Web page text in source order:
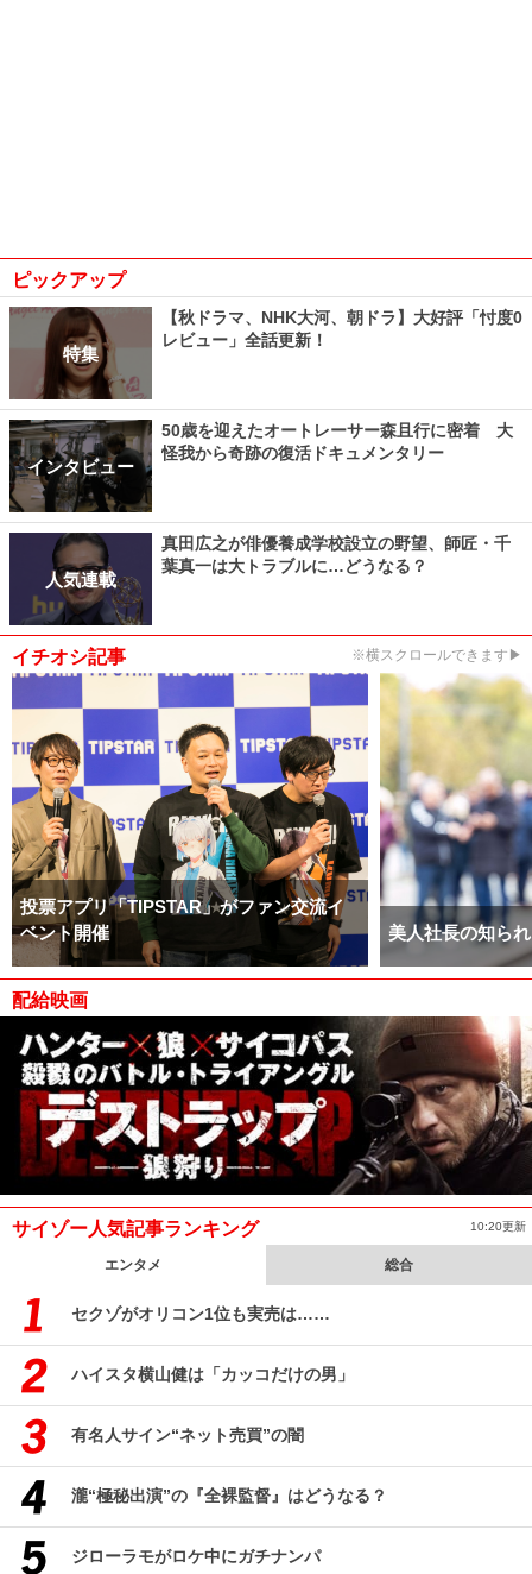
ピックアップ
特集
【秋ドラマ、NHK大河、朝ドラ】大好評「忖度0
レビュー」全話更新！
インタビュー
50歳を迎えたオートレーサー森且行に密着 大
怪我から奇跡の復活ドキュメンタリー
人気連載
真田広之が俳優養成学校設立の野望、師匠・千
葉真一は大トラブルに…どうなる？
イチオシ記事 ※横スクロールできます▶
投票アプリ「TIPSTAR」がファン交流イ
ベント開催
美人社長の知ら
配給映画
サイゾー人気記事ランキング 10:20更新
エンタメ 総合
セクゾがオリコン1位も実売は……
ハイスタ横山健は「カッコだけの男」
有名人サイン“ネット売買”の闇
瀧“極秘出演”の『全裸監督』はどうなる？
ジローラモがロケ中にガチナンパ